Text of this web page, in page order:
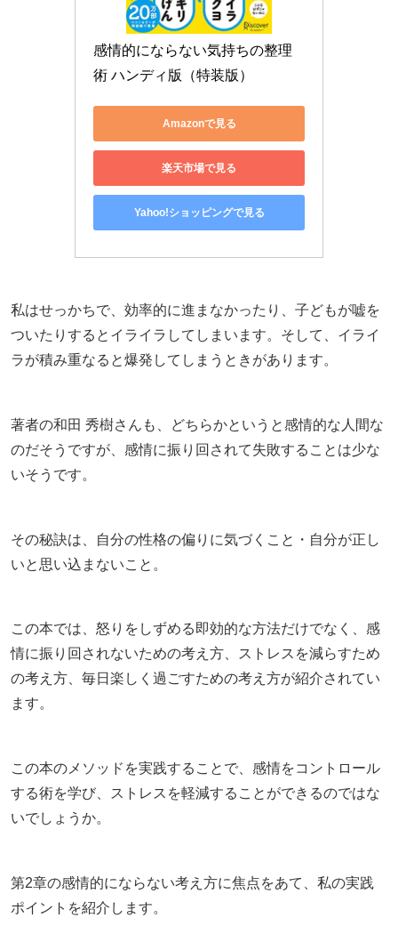
感情的にならない気持ちの整理
術 ハンディ版（特装版）
Amazonで見る
楽天市場で見る
Yahoo!ショッピングで見る
私はせっかちで、効率的に進まなかったり、子どもが嘘を
ついたりするとイライラしてしまいます。そして、イライ
ラが積み重なると爆発してしまうときがあります。
著者の和田 秀樹さんも、どちらかというと感情的な人間な
のだそうですが、感情に振り回されて失敗することは少な
いそうです。
その秘訣は、自分の性格の偏りに気づくこと・自分が正し
いと思い込まないこと。
この本では、怒りをしずめる即効的な方法だけでなく、感
情に振り回されないための考え方、ストレスを減らすため
の考え方、毎日楽しく過ごすための考え方が紹介されてい
ます。
この本のメソッドを実践することで、感情をコントロール
する術を学び、ストレスを軽減することができるのではな
いでしょうか。
第2章の感情的にならない考え方に焦点をあて、私の実践
ポイントを紹介します。